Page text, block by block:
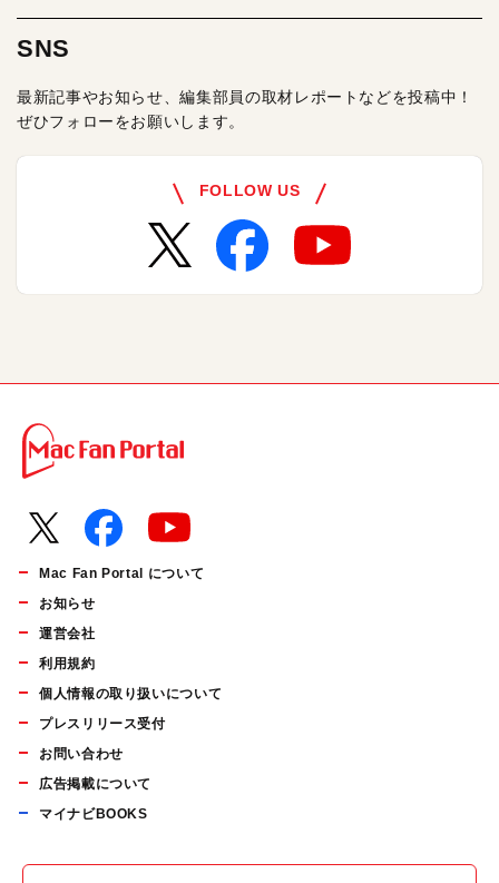
SNS
最新記事やお知らせ、編集部員の取材レポートなどを投稿中！
ぜひフォローをお願いします。
FOLLOW US
Mac Fan Portal について
お知らせ
運営会社
利用規約
個人情報の取り扱いについて
プレスリリース受付
お問い合わせ
広告掲載について
マイナビBOOKS